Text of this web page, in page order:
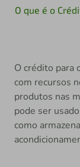
O que é o
O crédito para
com recursos
produtos nas
pode ser
como